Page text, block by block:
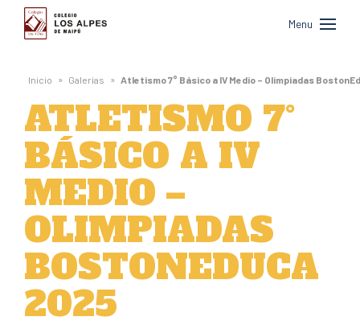
Colegio
Los
Alpes
de
Maipú
Menu
Inicio » Galerías » Atletismo 7° Básico a IV Medio – Olimpiadas
ATLETISMO 7°
BÁSICO A IV
MEDIO –
OLIMPIADAS
BOSTONEDUCA
2025